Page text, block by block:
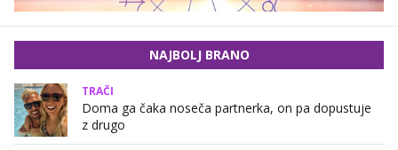
NAJBOLJ BRANO
TRAČI
Doma ga čaka noseča partnerka, on pa dopustuje
z drugo